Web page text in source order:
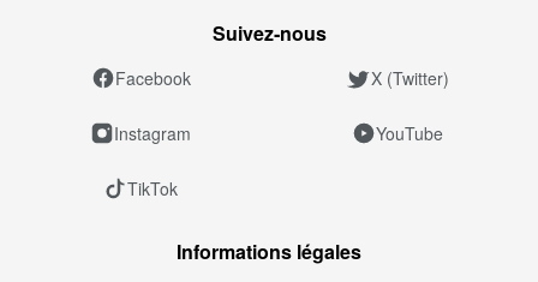
Suivez‑nous
Facebook X (Twitter)
Instagram YouTube
TikTok
Informations légales